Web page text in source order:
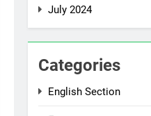
July 2024
Categories
English Section